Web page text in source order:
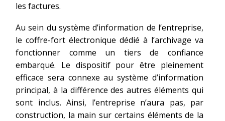
les factures.
Au sein du système d’information de l’entreprise,
le coffre-fort électronique dédié à l’archivage va
fonctionner comme un tiers de confiance
embarqué. Le dispositif pour être pleinement
efficace sera connexe au système d’information
principal, à la différence des autres éléments qui
sont inclus. Ainsi, l’entreprise n’aura pas, par
construction, la main sur certains éléments de la